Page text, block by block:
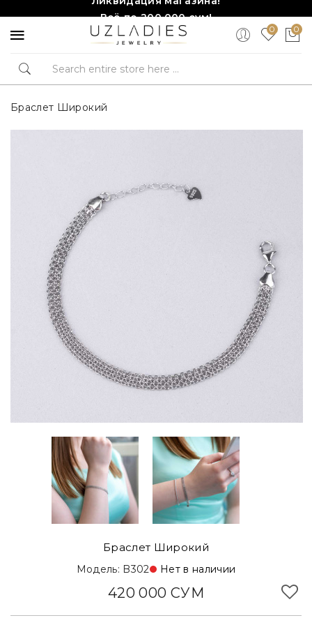
Всё по 200,000 сум!
Торопитесь, количество ограничено!❤️!0 0
Браслет Широкий
Браслет Широкий
Модель: B302 Нет в наличии
420 000 СУМ